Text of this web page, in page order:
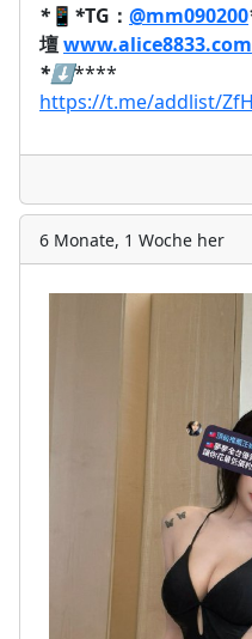
* 📱 *TG： @mm090200
壇www.alice8833.com
*⬇️****
https://t.me/addlist/
6 Monate, 1 Woche her